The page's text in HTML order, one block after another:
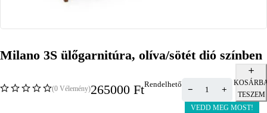
Milano 3S ülőgarnitúra, olíva/sötét dió színben
(0 Vélemény)265000 FtRendelhető
TESZEM
VEDD MEG MOST!